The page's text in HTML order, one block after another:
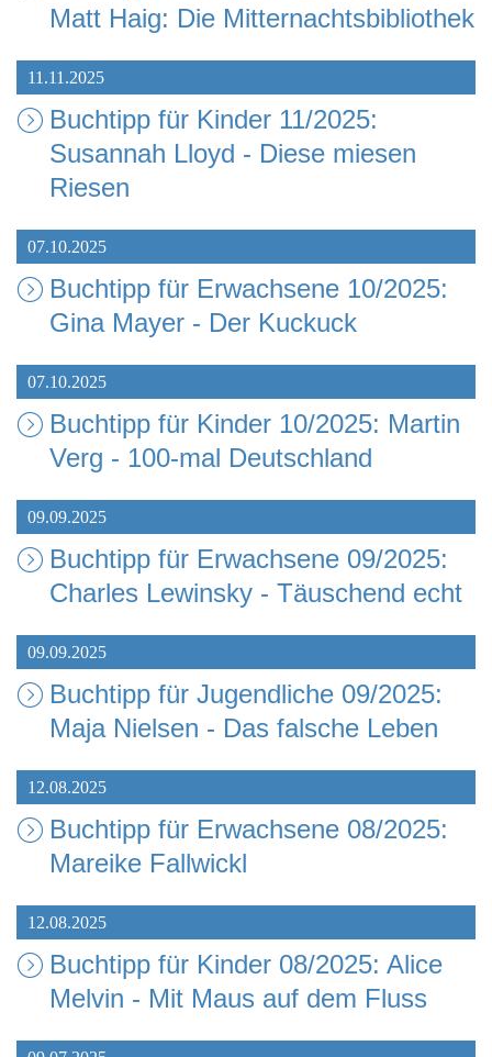
Matt Haig: Die Mitternachtsbibliothek
11.11.2025
Buchtipp für Kinder 11/2025:
Susannah Lloyd - Diese miesen
Riesen
07.10.2025
Buchtipp für Erwachsene 10/2025:
Gina Mayer - Der Kuckuck
07.10.2025
Buchtipp für Kinder 10/2025: Martin
Verg - 100-mal Deutschland
09.09.2025
Buchtipp für Erwachsene 09/2025:
Charles Lewinsky - Täuschend echt
09.09.2025
Buchtipp für Jugendliche 09/2025:
Maja Nielsen - Das falsche Leben
12.08.2025
Buchtipp für Erwachsene 08/2025:
Mareike Fallwickl
12.08.2025
Buchtipp für Kinder 08/2025: Alice
Melvin - Mit Maus auf dem Fluss